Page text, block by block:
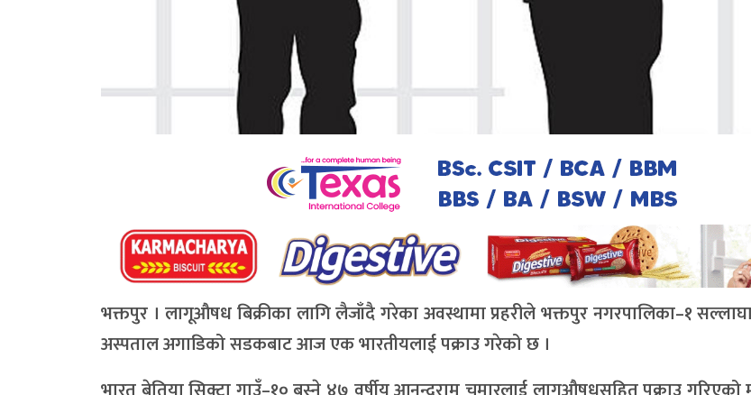
भक्तपुर । लागूऔषध बिक्रीका लागि लैजाँदै गरेका अवस्थामा प्रहरीले भक्तपुर नगरपालिका–१
अस्पताल अगाडिको सडकबाट आज एक भारतीयलाई पक्राउ गरेको छ ।